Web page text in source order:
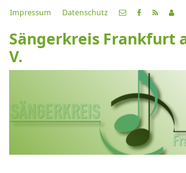
Impressum Datenschutz
Sängerkreis Frankfurt
V.